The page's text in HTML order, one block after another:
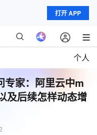
打开 APP
个人
家：阿里云中m
及后续怎样动态增